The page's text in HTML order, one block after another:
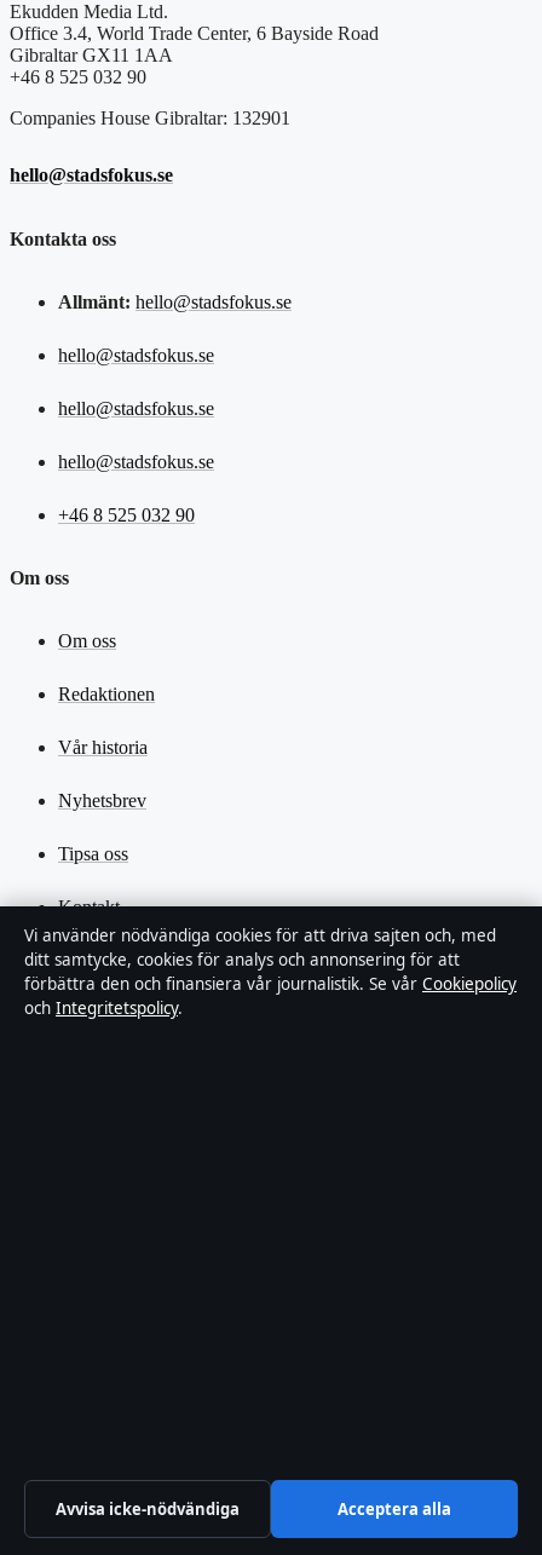
Ekudden Media Ltd.
Office 3.4, World Trade Center, 6 Bayside Road
Gibraltar GX11 1AA
+46 8 525 032 90
Companies House Gibraltar: 132901
hello@stadsfokus.se
Kontakta oss
Allmänt: hello@stadsfokus.se
hello@stadsfokus.se
hello@stadsfokus.se
hello@stadsfokus.se
+46 8 525 032 90
Om oss
Om oss
Redaktionen
Vår historia
Nyhetsbrev
Tipsa oss
Kontakt
RSS-flöde
Förtroende & standarder
förfrågningar:hello@stadsfokus.se
Vi använder nödvändiga cookies för att driva sajten och, med
ditt samtycke, cookies för analys och annonsering för att
förbättra den och finansiera vår journalistik. Se vår Cookiepolicy
och Integritetspolicy.
Avvisa icke-nödvändiga Acceptera alla